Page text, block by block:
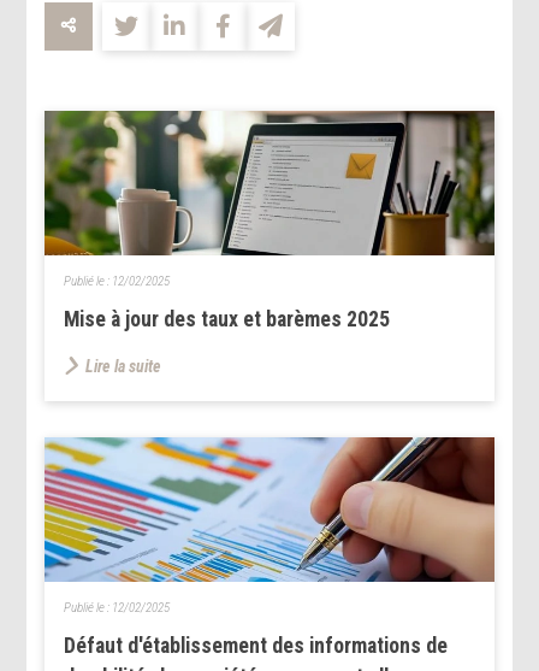
Mise à jour des taux et barèmes 2025
Publié le : 12/02/2025
Lire la suite
Défaut d'établissement des informations de
Publié le : 12/02/2025